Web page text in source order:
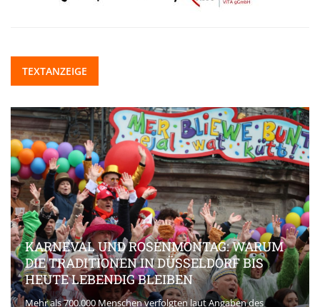
TEXTANZEIGE
KARNEVAL UND ROSENMONTAG: WARUM
DIE TRADITIONEN IN DÜSSELDORF BIS
HEUTE LEBENDIG BLEIBEN
Mehr als 700.000 Menschen verfolgten laut Angaben des